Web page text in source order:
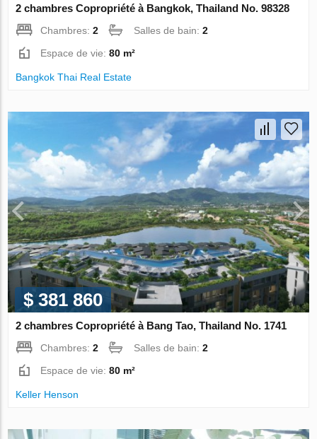
2 chambres Copropriété à Bangkok, Thailand No. 98328
Chambres:2 Salles de bain:2
Espace de vie:80 m²
Bangkok Thai Real Estate
$ 381 860
2 chambres Copropriété à Bang Tao, Thailand No. 1741
Chambres:2 Salles de bain:2
Espace de vie:80 m²
Keller Henson